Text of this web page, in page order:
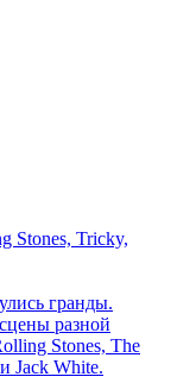
Stones, Tricky,
гранды.
разной
Stones, The
Jack White.